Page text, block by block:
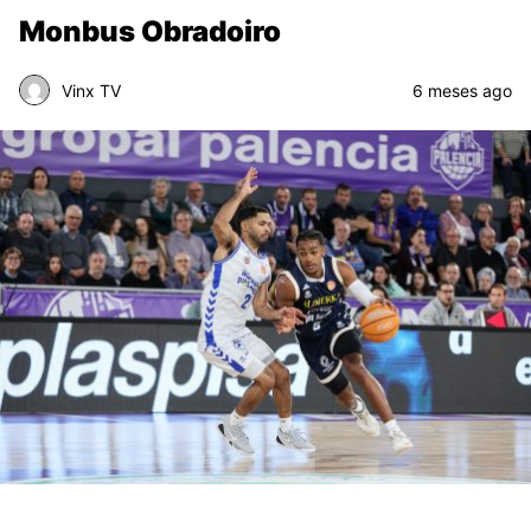
Monbus Obradoiro
Vinx TV 6 meses ago